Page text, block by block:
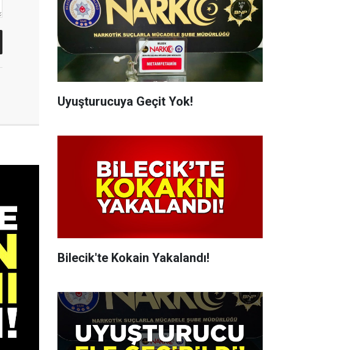
Uyuşturucuya Geçit Yok!
Bilecik'te Kokain Yakalandı!